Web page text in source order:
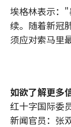
埃格林表示：
续。随着新冠
须应对索马里
如欲了解更多
红十字国际委
新闻官员：张